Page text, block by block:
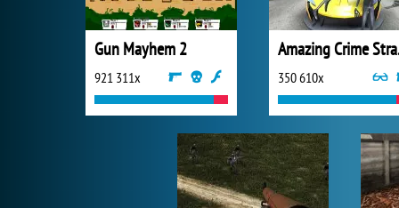
Gun Mayhem 2
921 311x 350 610x